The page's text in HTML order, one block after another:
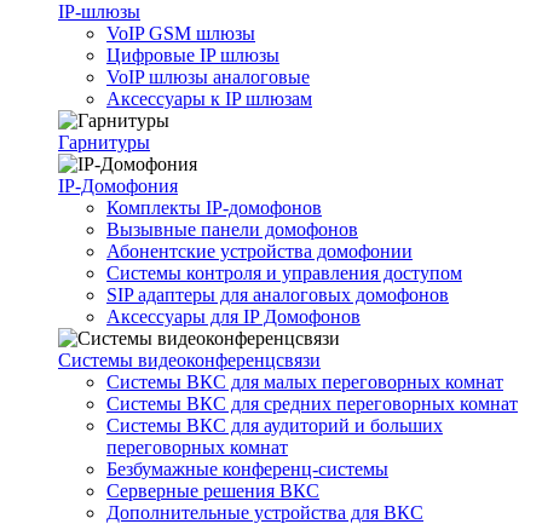
IP-шлюзы
VoIP GSM шлюзы
Цифровые IP шлюзы
VoIP шлюзы аналоговые
Аксессуары к IP шлюзам
Гарнитуры
IP-Домофония
Комплекты IP-домофонов
Вызывные панели домофонов
Абонентские устройства домофонии
Системы контроля и управления доступом
SIP адаптеры для аналоговых домофонов
Аксессуары для IP Домофонов
Системы видеоконференцсвязи
Системы ВКС для малых переговорных комнат
Системы ВКС для средних переговорных комнат
Системы ВКС для аудиторий и больших
переговорных комнат
Безбумажные конференц-системы
Серверные решения ВКС
Дополнительные устройства для ВКС